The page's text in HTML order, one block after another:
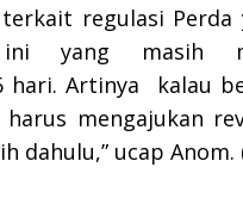
regulasi Perda
yang masih
hari. Artinya kalau
mengajukan
dahulu,” ucap Anom.